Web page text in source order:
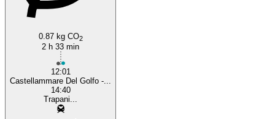
0.87 kg CO2
2 h 33 min
12:01
Castellammare Del Golfo -...
14:40
Trapani...